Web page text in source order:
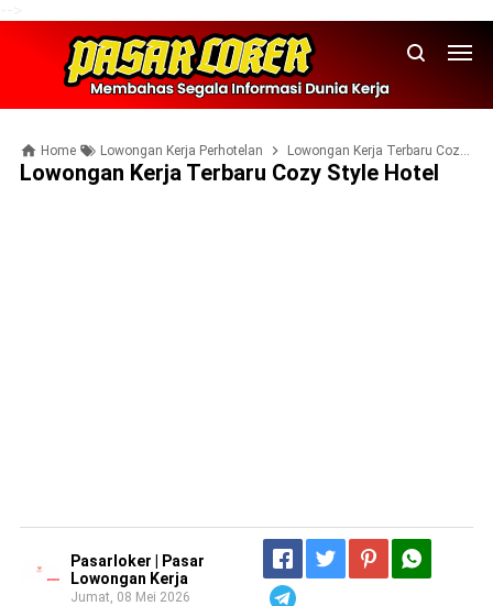
Home Lowongan Kerja Perhotelan Lowongan Kerja Terbaru Cozy Style Hotel
Lowongan Kerja Terbaru Cozy Style Hotel
Pasarloker | Pasar
Lowongan Kerja
Jumat, 08 Mei 2026